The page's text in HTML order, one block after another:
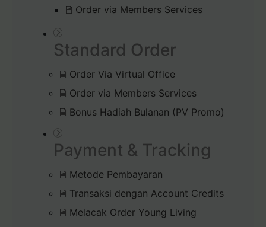
Order via Members Services
Standard Order
Order Via Virtual Office
Order via Members Services
Bonus Hadiah Bulanan (PV Promo)
Payment & Tracking
Metode Pembayaran
Transaksi dengan Account Credits
Melacak Order Young Living